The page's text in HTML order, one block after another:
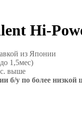
Hi-
из Японии
1,5мес)
выше
у по более низкой